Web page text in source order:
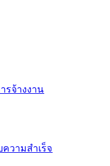
รจ้างงาน​​
วามสำเร็จ​​